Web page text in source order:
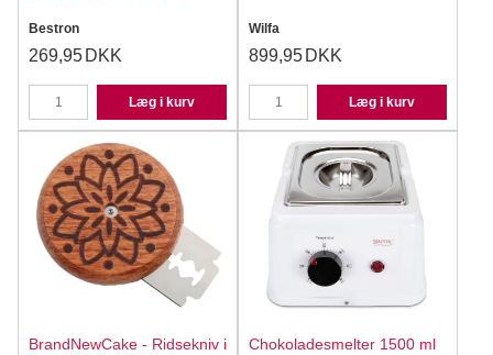
Bestron
269,95 DKK
Læg i kurv
Wilfa
899,95 DKK
Læg i kurv
BrandNewCake - Ridsekniv i
Chokoladesmelter 1500 ml